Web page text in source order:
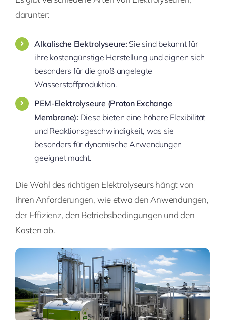
darunter:
Alkalische Elektrolyseure: Sie sind bekannt für
ihre kostengünstige Herstellung und eignen sich
besonders für die groß angelegte
Wasserstoffproduktion.
PEM-Elektrolyseure (Proton Exchange
Membrane): Diese bieten eine höhere Flexibilität
und Reaktionsgeschwindigkeit, was sie
besonders für dynamische Anwendungen
geeignet macht.
Die Wahl des richtigen Elektrolyseurs hängt von
Ihren Anforderungen, wie etwa den Anwendungen,
der Effizienz, den Betriebsbedingungen und den
Kosten ab.